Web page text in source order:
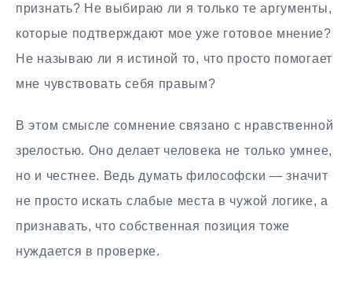
признать? Не выбираю ли я только те аргументы,
которые подтверждают мое уже готовое мнение?
Не называю ли я истиной то, что просто помогает
мне чувствовать себя правым?
В этом смысле сомнение связано с нравственной
зрелостью. Оно делает человека не только умнее,
но и честнее. Ведь думать философски — значит
не просто искать слабые места в чужой логике, а
признавать, что собственная позиция тоже
нуждается в проверке.